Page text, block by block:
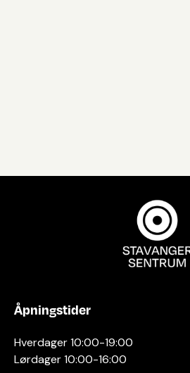
Åpningstider
Hverdager 10:00-19:00
Lørdager 10:00-16:00